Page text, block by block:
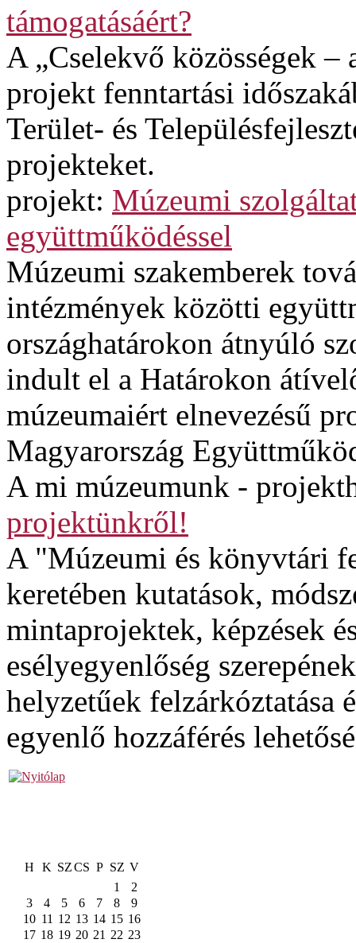
támogatásáért?
A „Cselekvő közösségek –
projekt fenntartási
Terület- és
projekteket.
projekt: Múzeumi
együttműködéssel
Múzeumi szakemberek
intézmények közötti
országhatárokon átnyúló
indult el a Határokon
múzeumaiért elnevezésű
Magyarország
A mi múzeumunk -
projektünkről!
A "Múzeumi és könyvtári
keretében kutatások,
mintaprojektek, képzések
esélyegyenlőség
helyzetűek felzárkóztatása
egyenlő hozzáférés
H K SZCS P SZ V
1
2
3
4 5 6 7 8
9
10 11 12 13 14 15 16
17 18 19 20 21 22 23